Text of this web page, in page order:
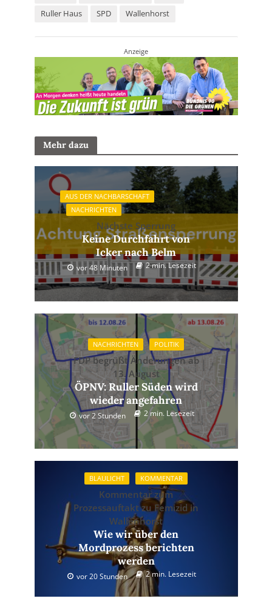
Ruller Haus
SPD Wallenhorst
Anzeige
Mehr dazu
AUS DER NACHBARSCHAFT
NACHRICHTEN
Nächste Sperrung
Keine Durchfahrt von
Icker nach Belm
vor 48 Minuten 2 min. Lesezeit
NACHRICHTEN POLITIK
FDP begrüßt Änderungen ab
13. August
ÖPNV: Ruller Süden wird
wieder angefahren
vor 2 Stunden 2 min. Lesezeit
BLAULICHT KOMMENTAR
Kommentar zum
Prozessauftakt zu Femizid in
Wallenhorst
Wie wir über den
Mordprozess berichten
werden
vor 20 Stunden 2 min. Lesezeit